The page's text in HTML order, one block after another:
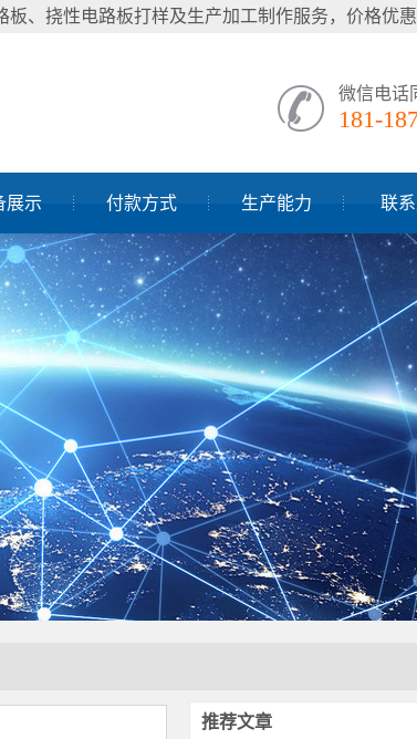
、挠性电路板打样及生产加工制作服务，价格优惠
微信电话
181-
展示 付款方式 生产能力 联
推荐文章